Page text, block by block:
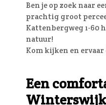
Ben je op zoek naar
prachtig groot
Kattenbergweg 1-60
natuur!
Kom kijken en
Een